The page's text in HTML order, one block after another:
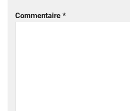
Commentaire *